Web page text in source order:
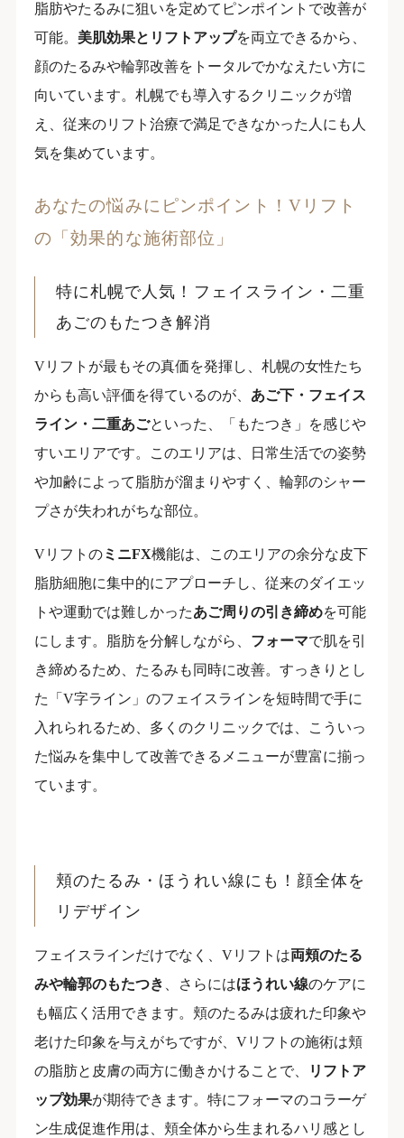
脂肪やたるみに狙いを定めてピンポイントで改善が
可能。 美肌効果とリフトアップを両立できるから、
顔のたるみや輪郭改善をトータルでかなえたい方に
向いています。札幌でも導入するクリニックが増
え、従来のリフト治療で満足できなかった人にも人
気を集めています。
あなたの悩みにピンポイント！Vリフト
の「効果的な施術部位」
特に札幌で人気！フェイスライン・二重
あごのもたつき解消
Vリフトが最もその真価を発揮し、札幌の女性たち
からも高い評価を得ているのが、 あご下・フェイス
ライン・二重あごといった、「もたつき」を感じや
すいエリアです。このエリアは、日常生活での姿勢
や加齢によって脂肪が溜まりやすく、輪郭のシャー
プさが失われがちな部位。
VリフトのミニFX機能は、このエリアの余分な皮下
脂肪細胞に集中的にアプローチし、従来のダイエッ
トや運動では難しかったあご周りの引き締めを可能
にします。脂肪を分解しながら、 フォーマで肌を引
き締めるため、たるみも同時に改善。すっきりとし
た「V字ライン」のフェイスラインを短時間で手に
入れられるため、多くのクリニックでは、こういっ
た悩みを集中して改善できるメニューが豊富に揃っ
ています。
頬のたるみ・ほうれい線にも！顔全体を
リデザイン
フェイスラインだけでなく、Vリフトは両頬のたる
みや輪郭のもたつき
、さらにはほうれい線のケアに
も幅広く活用できます。頬のたるみは疲れた印象や
老けた印象を与えがちですが、Vリフトの施術は頬
の脂肪と皮膚の両方に働きかけることで、
リフトア
ップ効果が期待できます。特にフォーマのコラーゲ
ン生成促進作用は、頬全体から生まれるハリ感とし